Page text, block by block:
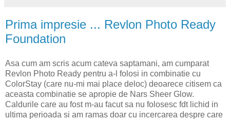
Prima impresie ... Revlon Photo Ready
Foundation
Asa cum am scris acum cateva saptamani, am cumparat
Revlon Photo Ready pentru a-l folosi in combinatie cu
ColorStay (care nu-mi mai place deloc) deoarece citisem ca
aceasta combinatie se apropie de Nars Sheer Glow.
Caldurile care au fost m-au facut sa nu folosesc fdt lichid in
ultima perioada si am ramas doar cu incercarea despre care